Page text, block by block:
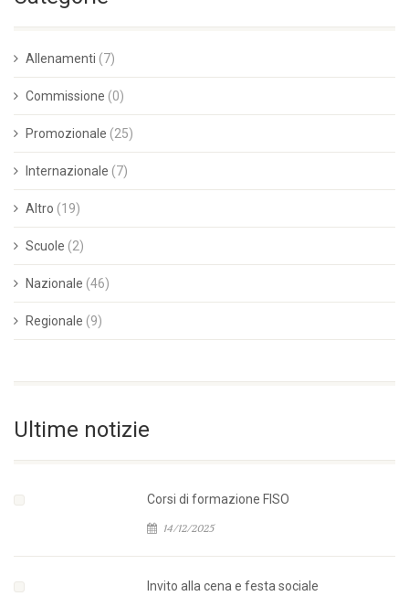
Allenamenti (7)
Commissione (0)
Promozionale (25)
Internazionale (7)
Altro (19)
Scuole (2)
Nazionale (46)
Regionale (9)
Ultime notizie
Corsi di formazione FISO
14/12/2025
Invito alla cena e festa sociale